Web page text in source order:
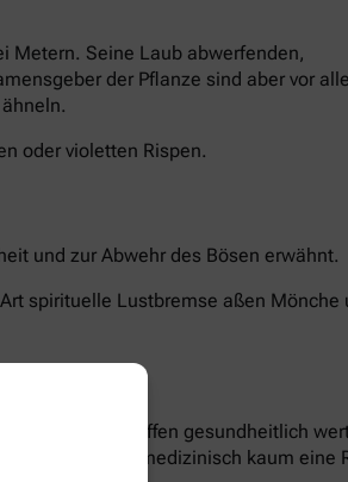
Metern. Seine Laub abwerfenden,
der Pflanze sind aber vor
oder violetten Rispen.
und zur Abwehr des Bösen erwähnt.
spirituelle Lustbremse aßen Mönche
und Bitterstoffen gesundheitlich
Blüten spielen medizinisch kaum eine